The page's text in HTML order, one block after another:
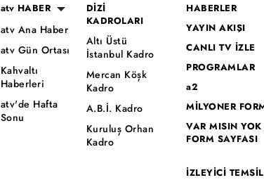
atv HABER
atv Ana Haber
atv Gün Ortası
Kahvaltı
Haberleri
atv'de Hafta
Sonu
DİZİ
KADROLARI
Altı Üstü
İstanbul Kadro
Mercan Köşk
Kadro
A.B.İ. Kadro
Kuruluş Orhan
Kadro
HABERLER
YAYIN AKIŞI
CANLI TV İZLE
PROGRAMLAR
a2
MİLYONER
VAR MISIN YOK
FORM SAYFASI
İZLEYİCİ